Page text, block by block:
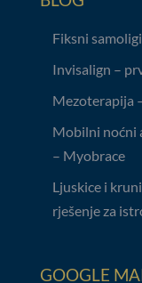
Fiksni
Invisalign –
Mezoterapija
Mobilni noćni
– Myobrace
Ljuskice i
rješenje za
GOOGLE